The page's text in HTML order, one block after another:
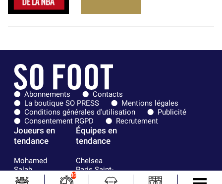
Abonnements
Contacts
La boutique SO PRESS
Mentions légales
Conditions générales d'utilisation
Publicité
Consentement RGPD
Recrutement
Joueurs en
tendance
Mohamed
Salah
Mykhailo
Équipes en
tendance
Chelsea
Paris Saint-
Germain
10